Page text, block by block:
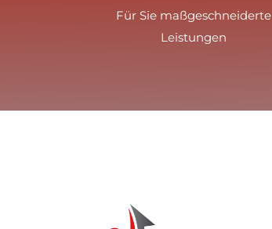
Für Sie maßgeschneiderte
Leistungen